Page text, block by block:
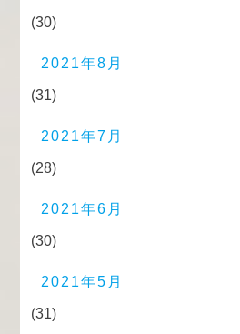
(30)
2021年8月
(31)
2021年7月
(28)
2021年6月
(30)
2021年5月
(31)